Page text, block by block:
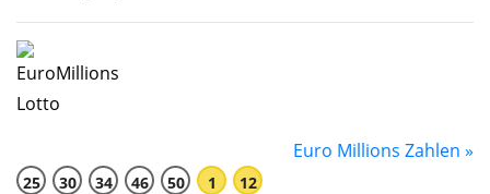
Euro Millions Zahlen »
25 30 34 46 50 1 12